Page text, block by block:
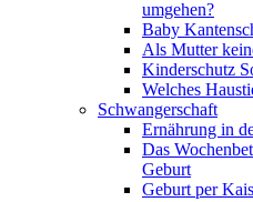
umgehen?
Baby
Als Mutter
Kinderschutz
Welches
Schwangerschaft
Ernährung in
Das
Geburt
Geburt per